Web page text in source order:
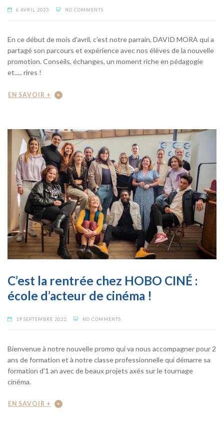
6 AVRIL 2023 NO COMMENTS
En ce début de mois d'avril, c'est notre parrain, DAVID MORA qui a
partagé son parcours et expérience avec nos élèves de la nouvelle
promotion. Conseils, échanges, un moment riche en pédagogie
et..... rires !
EN SAVOIR +
C’est la rentrée chez HOBO CINÉ :
école d’acteur de cinéma !
19 SEPTEMBRE 2022 NO COMMENTS
Bienvenue à notre nouvelle promo qui va nous accompagner pour 2
ans de formation et à notre classe professionnelle qui démarre sa
formation d’1 an avec de beaux projets axés sur le tournage
cinéma.
EN SAVOIR +